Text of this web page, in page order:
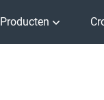
Producten